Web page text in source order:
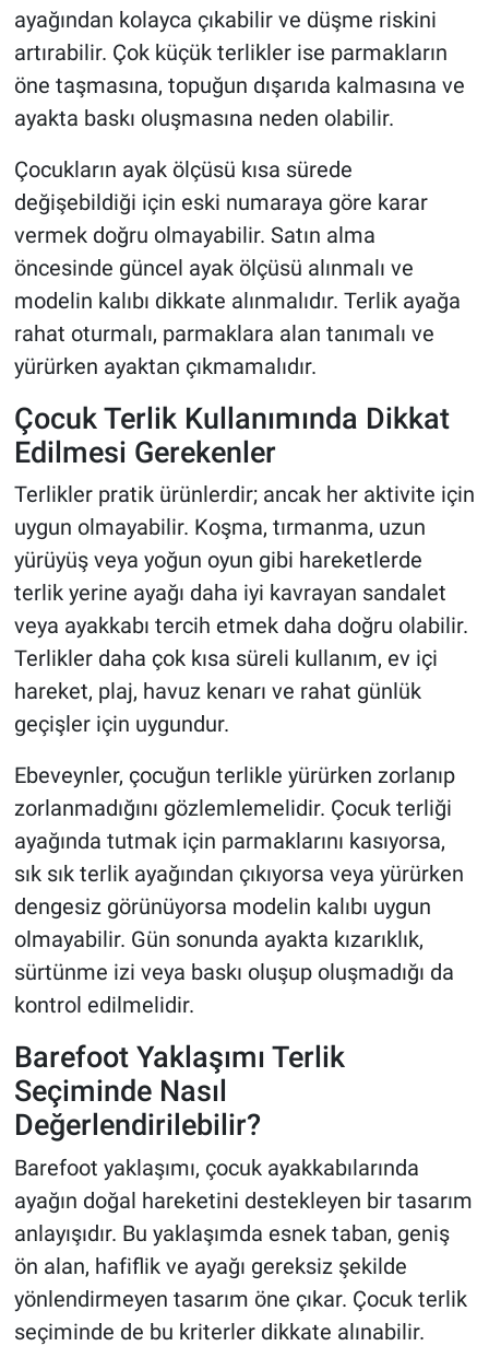
ayağından kolayca çıkabilir ve düşme riskini
artırabilir. Çok küçük terlikler ise parmakların
öne taşmasına, topuğun dışarıda kalmasına ve
ayakta baskı oluşmasına neden olabilir.
Çocukların ayak ölçüsü kısa sürede
değişebildiği için eski numaraya göre karar
vermek doğru olmayabilir. Satın alma
öncesinde güncel ayak ölçüsü alınmalı ve
modelin kalıbı dikkate alınmalıdır. Terlik ayağa
rahat oturmalı, parmaklara alan tanımalı ve
yürürken ayaktan çıkmamalıdır.
Çocuk Terlik Kullanımında Dikkat
Edilmesi Gerekenler
Terlikler pratik ürünlerdir; ancak her aktivite için
uygun olmayabilir. Koşma, tırmanma, uzun
yürüyüş veya yoğun oyun gibi hareketlerde
terlik yerine ayağı daha iyi kavrayan sandalet
veya ayakkabı tercih etmek daha doğru olabilir.
Terlikler daha çok kısa süreli kullanım, ev içi
hareket, plaj, havuz kenarı ve rahat günlük
geçişler için uygundur.
Ebeveynler, çocuğun terlikle yürürken zorlanıp
zorlanmadığını gözlemlemelidir. Çocuk terliği
ayağında tutmak için parmaklarını kasıyorsa,
sık sık terlik ayağından çıkıyorsa veya yürürken
dengesiz görünüyorsa modelin kalıbı uygun
olmayabilir. Gün sonunda ayakta kızarıklık,
sürtünme izi veya baskı oluşup oluşmadığı da
kontrol edilmelidir.
Barefoot Yaklaşımı Terlik
Seçiminde Nasıl
Değerlendirilebilir?
Barefoot yaklaşımı, çocuk ayakkabılarında
ayağın doğal hareketini destekleyen bir tasarım
anlayışıdır. Bu yaklaşımda esnek taban, geniş
ön alan, hafiflik ve ayağı gereksiz şekilde
yönlendirmeyen tasarım öne çıkar. Çocuk terlik
seçiminde de bu kriterler dikkate alınabilir.